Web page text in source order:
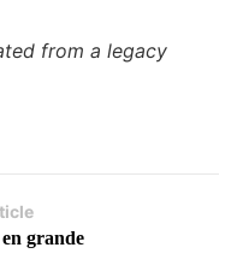
from a legacy
grande